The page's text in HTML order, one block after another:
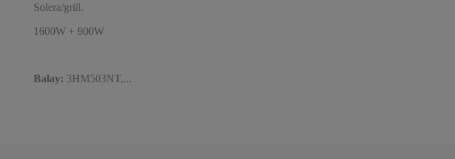
Solera/grill.
1600W + 900W
Balay: 3HM503NT,...